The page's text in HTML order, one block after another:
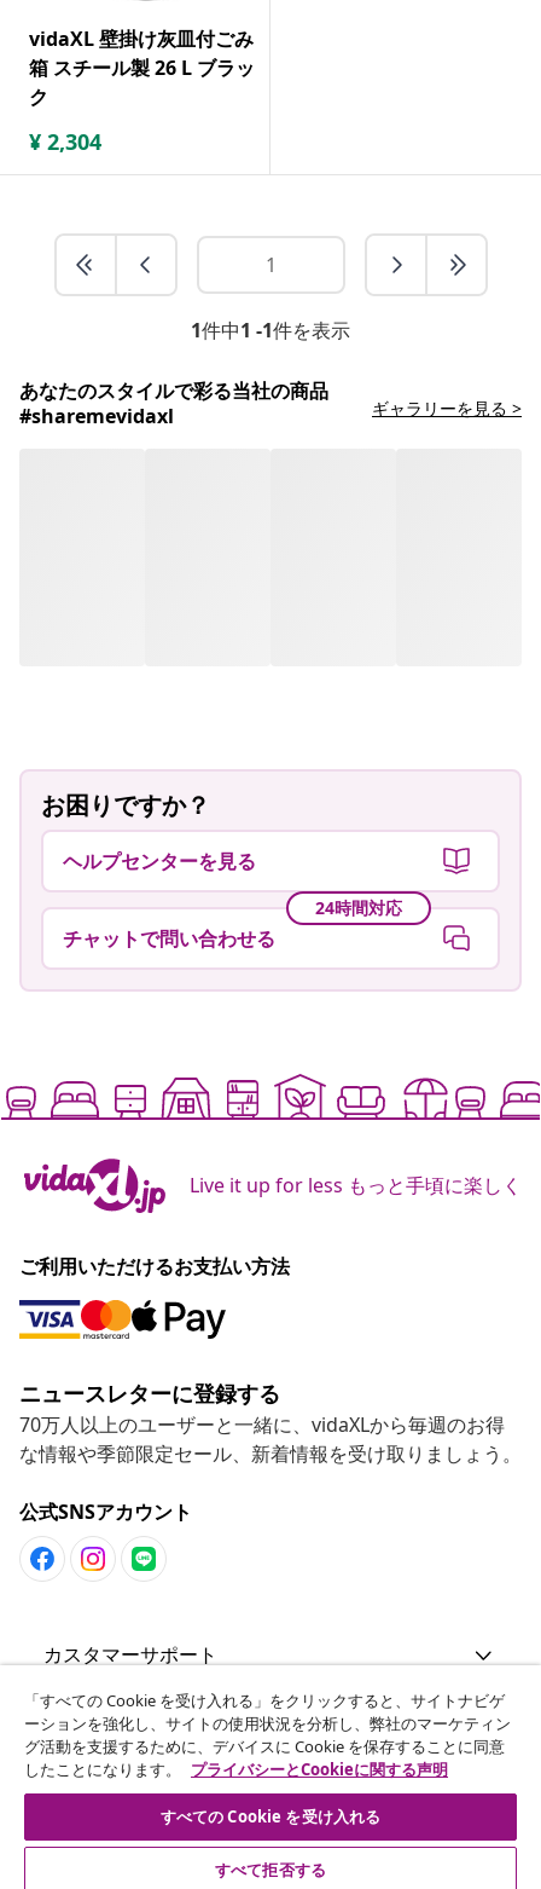
vidaXL 壁掛け灰皿付ごみ
箱 スチール製 26 L ブラッ
ク
¥ 2,304
1件中1 -1件を表示
あなたのスタイルで彩る当社の商品
#sharemevidaxl
ギャラリーを見る >
お困りですか？
ヘルプセンターを見る
24時間対応
チャットで問い合わせる
Live it up for less もっと手頃に楽しく
ご利用いただけるお支払い方法
ニュースレターに登録する
70万人以上のユーザーと一緒に、vidaXLから毎週のお得
な情報や季節限定セール、新着情報を受け取りましょう。
公式SNSアカウント
カスタマーサポート
ビジネス・パートナーシップ
vidaXL
「すべての Cookie を受け入れる」をクリックすると、サイトナビゲ
ーションを強化し、サイトの使用状況を分析し、弊社のマーケティン
グ活動を支援するために、デバイスに Cookie を保存することに同意
したことになります。
プライバシーとCookieに関する声明
すべての Cookie を受け入れる
すべて拒否する